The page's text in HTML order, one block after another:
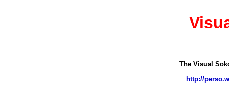
The Visual
http://